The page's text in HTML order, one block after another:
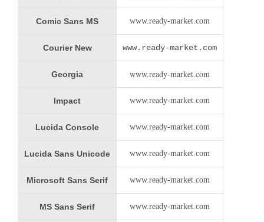
Comic Sans MS www.ready-market.com
Courier New www.ready-market.com
Georgia www.ready-market.com
Impact www.ready-market.com
Lucida Console www.ready-market.com
Lucida Sans Unicode www.ready-market.com
Microsoft Sans Serif www.ready-market.com
MS Sans Serif www.ready-market.com